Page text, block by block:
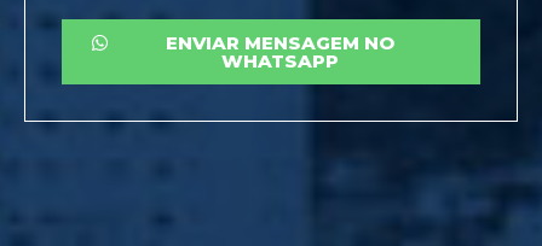
ENVIAR MENSAGEM NO
WHATSAPP